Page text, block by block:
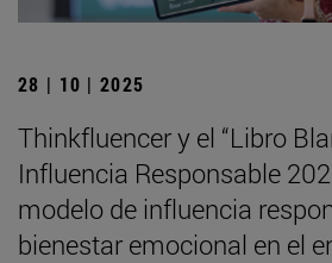
28 | 10 | 2025
Thinkfluencer y el “Libro
Influencia Responsable
modelo de influencia
bienestar emocional en el